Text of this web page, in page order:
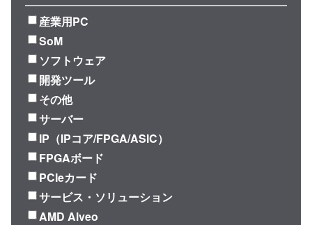
産業用PC
SoM
ソフトウェア
開発ツール
その他
サーバー
IP（IPコア/FPGA/ASIC）
FPGAボード
PCIeカード
サービス・ソリューション
AMD Alveo